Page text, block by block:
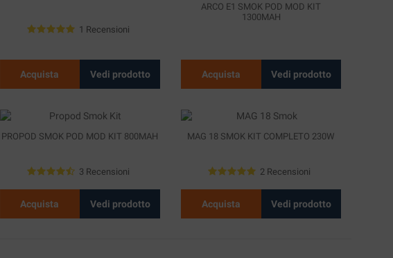
1 Recensioni
Acquista Vedi prodotto
ARCO E1 SMOK POD MOD KIT
1300MAH
Acquista Vedi prodotto
PROPOD SMOK POD MOD KIT 800MAH
3 Recensioni
Acquista Vedi prodotto
MAG 18 SMOK KIT COMPLETO 230W
2 Recensioni
Acquista Vedi prodotto